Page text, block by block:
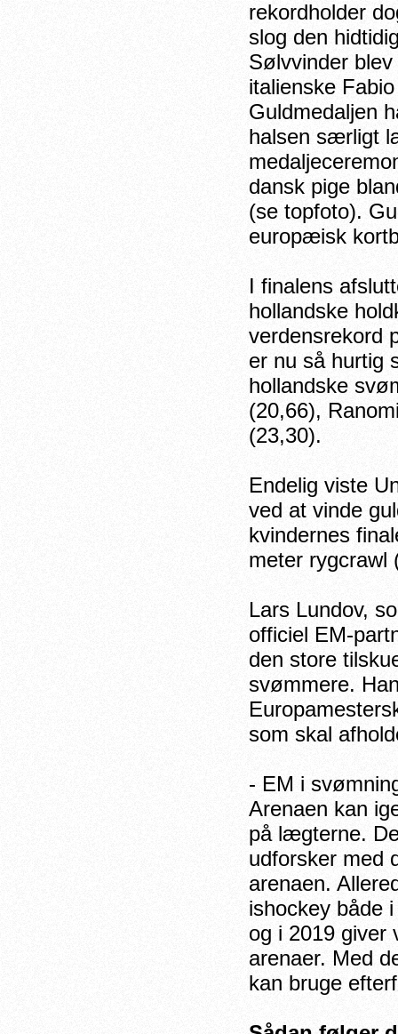
rekordholder
slog den
Sølvvinder
italienske
Guldmedaljen
halsen særligt
dansk pige
(se topfoto).
europæisk
I finalens
hollandske
verdensrekord
er nu så hurtig
hollandske
(20,66),
(23,30).
Endelig viste
ved at vinde
kvindernes
meter rygcrawl
Lars Lundov,
officiel EM-
den store
svømmere.
som skal
- EM i
Arenaen kan
på lægterne.
udforsker med
arenaen.
ishockey både
og i 2019 giver
arenaer. Med
kan bruge